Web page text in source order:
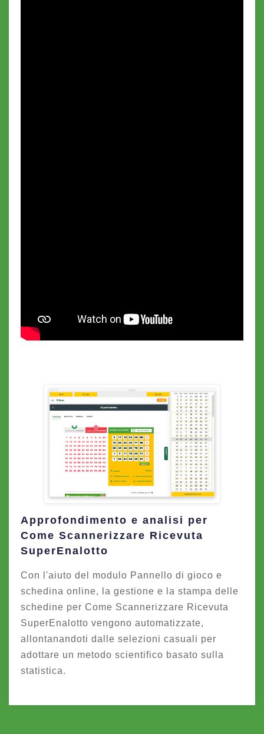
Approfondimento e analisi per
Come Scannerizzare Ricevuta
SuperEnalotto
Con l'aiuto del modulo Pannello di gioco e
schedina online, la gestione e la stampa delle
schedine per Come Scannerizzare Ricevuta
SuperEnalotto vengono automatizzate,
allontanandoti dalle selezioni casuali per
adottare un metodo scientifico basato sulla
statistica.